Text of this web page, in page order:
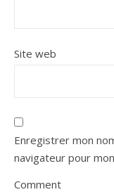
Site web
Enregistrer mon
navigateur pour
Comment